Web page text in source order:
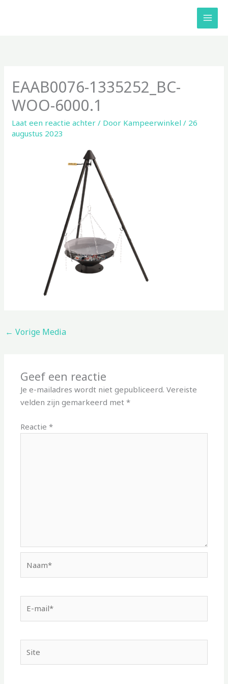
EAAB0076-1335252_BC-
WOO-6000.1
Laat een reactie achter / Door Kampeerwinkel/ 26
augustus 2023
← Vorige Media
Geef een reactie
Je e-mailadres wordt niet gepubliceerd. Vereiste
velden zijn gemarkeerd met*
Reactie*
mail*